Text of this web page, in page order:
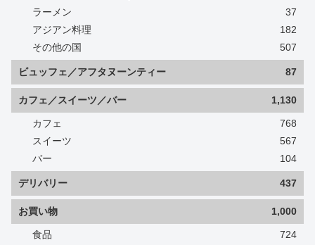
ラーメン
37
アジアン料理
182
その他の国
507
ビュッフェ／アフタヌーンティー 87
カフェ／スイーツ／バー 1,130
カフェ
768
スイーツ
567
バー
104
デリバリー 437
お買い物 1,000
食品
724